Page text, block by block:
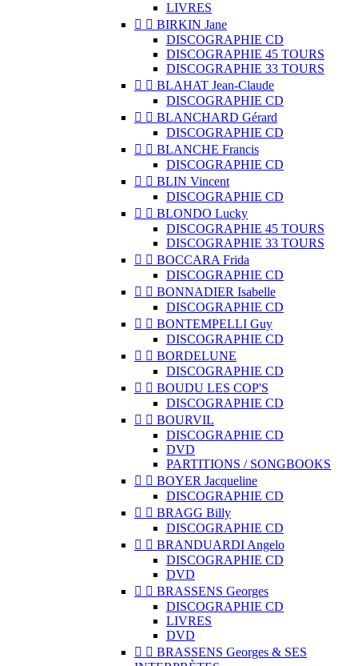
LIVRES
  BIRKIN Jane
DISCOGRAPHIE CD
DISCOGRAPHIE 45 TOURS
DISCOGRAPHIE 33 TOURS
  BLAHAT Jean-Claude
DISCOGRAPHIE CD
  BLANCHARD Gérard
DISCOGRAPHIE CD
  BLANCHE Francis
DISCOGRAPHIE CD
  BLIN Vincent
DISCOGRAPHIE CD
  BLONDO Lucky
DISCOGRAPHIE 45 TOURS
DISCOGRAPHIE 33 TOURS
  BOCCARA Frida
DISCOGRAPHIE CD
  BONNADIER Isabelle
DISCOGRAPHIE CD
  BONTEMPELLI Guy
DISCOGRAPHIE CD
  BORDELUNE
DISCOGRAPHIE CD
  BOUDU LES COP'S
DISCOGRAPHIE CD
  BOURVIL
DISCOGRAPHIE CD
DVD
PARTITIONS / SONGBOOKS
  BOYER Jacqueline
DISCOGRAPHIE CD
  BRAGG Billy
DISCOGRAPHIE CD
  BRANDUARDI Angelo
DISCOGRAPHIE CD
DVD
  BRASSENS Georges
DISCOGRAPHIE CD
LIVRES
DVD
  BRASSENS Georges & SES